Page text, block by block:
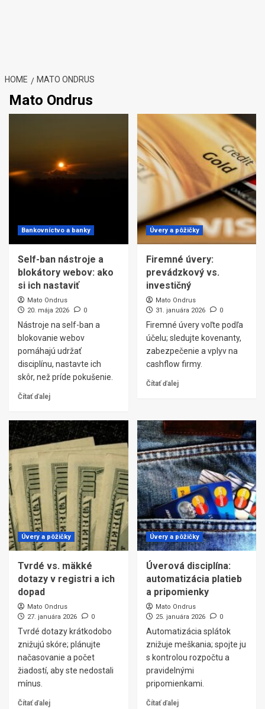
HOME MATO ONDRUS
Mato Ondrus
Bankovníctvo a banky
Self-ban nástroje a
blokátory webov: ako
si ich nastaviť
Mato Ondrus
20. mája 2026
0
Nástroje na self-ban a
blokovanie webov
pomáhajú udržať
disciplínu, nastavte ich
skôr, než príde pokušenie.
Čítať ďalej
Úvery a pôžičky
Firemné úvery:
prevádzkový vs.
investičný
Mato Ondrus
31. januára 2026
0
Firemné úvery voľte podľa
účelu; sledujte kovenanty,
zabezpečenie a vplyv na
cashflow firmy.
Čítať ďalej
Úvery a pôžičky
Tvrdé vs. mäkké
dotazy v registri a ich
dopad
Mato Ondrus
27. januára 2026
0
Tvrdé dotazy krátkodobo
znižujú skóre; plánujte
načasovanie a počet
žiadostí, aby ste nedostali
mínus.
Čítať ďalej
Úvery a pôžičky
Úverová disciplína:
automatizácia platieb
a pripomienky
Mato Ondrus
25. januára 2026
0
Automatizácia splátok
znižuje meškania; spojte ju
s kontrolou rozpočtu a
pravidelnými
pripomienkami.
Čítať ďalej